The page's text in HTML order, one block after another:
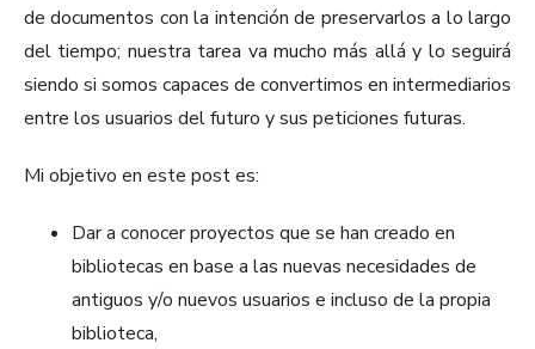
de documentos con la intención de preservarlosa lo largo
del tiempo; nuestra tarea va mucho más allá y lo seguirá
siendo si somos capaces de convertimos en intermediarios
entre los usuarios del futuro y sus peticiones futuras.
Mi objetivo en este post es:
Dar a conocer proyectos que se han creado en
bibliotecas en base a las nuevas necesidades de
antiguos y/o nuevos usuarios e incluso de la propia
biblioteca,